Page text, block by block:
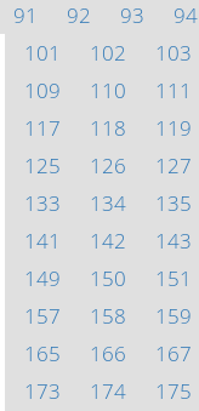
91
92 93 94
101
102 103
109
110 111
117
118 119
125
126 127
133
134 135
141
142 143
149
150 151
157
158 159
165
166 167
173
174 175